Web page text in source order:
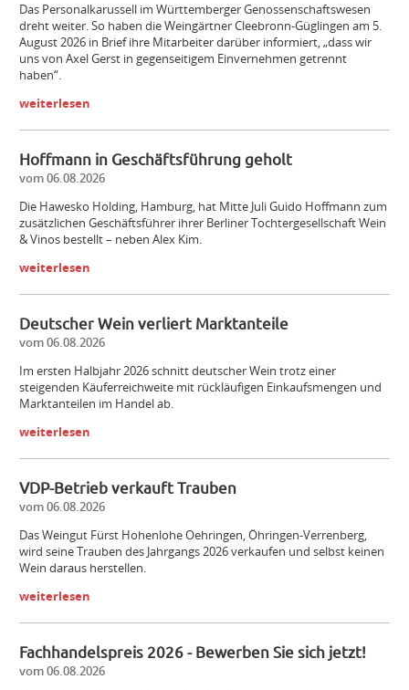
Das Personalkarussell im Württemberger Genossenschaftswesen
dreht weiter. So haben die Weingärtner Cleebronn-Güglingen am 5.
August 2026 in Brief ihre Mitarbeiter darüber informiert, „dass wir
uns von Axel Gerst in gegenseitigem Einvernehmen getrennt
haben“.
weiterlesen
Hoffmann in Geschäftsführung geholt
vom 06.08.2026
Die Hawesko Holding, Hamburg, hat Mitte Juli Guido Hoffmann zum
zusätzlichen Geschäftsführer ihrer Berliner Tochtergesellschaft Wein
& Vinos bestellt – neben Alex Kim.
weiterlesen
Deutscher Wein verliert Marktanteile
vom 06.08.2026
Im ersten Halbjahr 2026 schnitt deutscher Wein trotz einer
steigenden Käuferreichweite mit rückläufigen Einkaufsmengen und
Marktanteilen im Handel ab.
weiterlesen
VDP-Betrieb verkauft Trauben
vom 06.08.2026
Das Weingut Fürst Hohenlohe Oehringen, Öhringen-­Verrenberg,
wird seine Trauben des Jahrgangs 2026 verkaufen und selbst keinen
Wein daraus herstellen.
weiterlesen
Fachhandelspreis 2026 - Bewerben Sie sich jetzt!
vom 06.08.2026